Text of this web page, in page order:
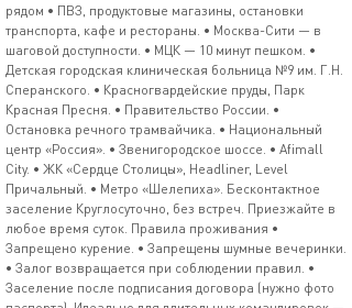
рядом • ПВЗ, продуктовые магазины, остановки
транспорта, кафе и рестораны. • Москва-Сити — в
шаговой доступности. • МЦК — 10 минут пешком. •
Детская городская клиническая больница №9 им. Г.Н.
Сперанского. • Красногвардейские пруды, Парк
Красная Пресня. • Правительство России. •
Остановка речного трамвайчика. • Национальный
центр «Россия». • Звенигородское шоссе. • Afimall
City. • ЖК «Сердце Столицы», Headliner, Level
Причальный. • Метро «Шелепиха». Бесконтактное
заселение Круглосуточно, без встреч. Приезжайте в
любое время суток. Правила проживания •
Запрещено курение. • Запрещены шумные вечеринки.
• Залог возвращается при соблюдении правил. •
Заселение после подписания договора (нужно фото